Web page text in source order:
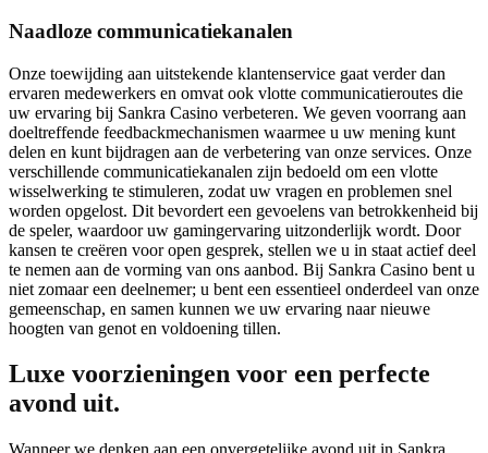
Naadloze communicatiekanalen
Onze toewijding aan uitstekende klantenservice gaat verder dan
ervaren medewerkers en omvat ook vlotte communicatieroutes die
uw ervaring bij Sankra Casino verbeteren. We geven voorrang aan
doeltreffende feedbackmechanismen waarmee u uw mening kunt
delen en kunt bijdragen aan de verbetering van onze services. Onze
verschillende communicatiekanalen zijn bedoeld om een vlotte
wisselwerking te stimuleren, zodat uw vragen en problemen snel
worden opgelost. Dit bevordert een gevoelens van betrokkenheid bij
de speler, waardoor uw gamingervaring uitzonderlijk wordt. Door
kansen te creëren voor open gesprek, stellen we u in staat actief deel
te nemen aan de vorming van ons aanbod. Bij Sankra Casino bent u
niet zomaar een deelnemer; u bent een essentieel onderdeel van onze
gemeenschap, en samen kunnen we uw ervaring naar nieuwe
hoogten van genot en voldoening tillen.
Luxe voorzieningen voor een perfecte
avond uit.